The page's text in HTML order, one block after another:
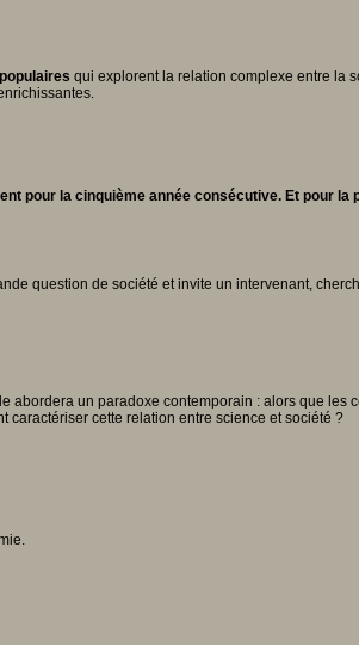
qui explorent la relation complexe entre la
pour la cinquième année consécutive. Et pour
question de société et invite un intervenant,
un paradoxe contemporain : alors que les
caractériser cette relation entre science et société ?